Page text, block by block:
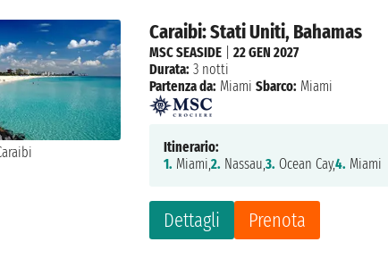
Caraibi: Stati Uniti, Bahamas
Dettagli Prenota
MSC SEASIDE |22 GEN 2027
Durata: 3 notti
Partenza da: Miami Sbarco: Miami
Itinerario:
1. Miami,2. Nassau,3. Ocean Cay,4. Miami